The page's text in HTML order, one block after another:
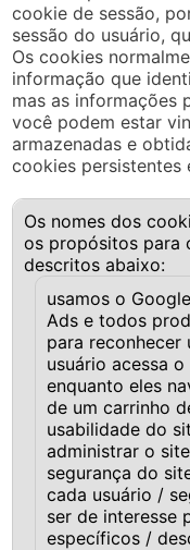
cookie de sessão,
sessão do usuário,
Os cookies
informação que
mas as informações
você podem estar
armazenadas e
cookies persistentes
Os nomes dos
os propósitos para
descritos abaixo:
usamos o
Ads e todos
para reconhecer
usuário acessa
enquanto eles
de um carrinho
usabilidade do
administrar o
segurança do
cada usuário /
ser de interesse
específicos /